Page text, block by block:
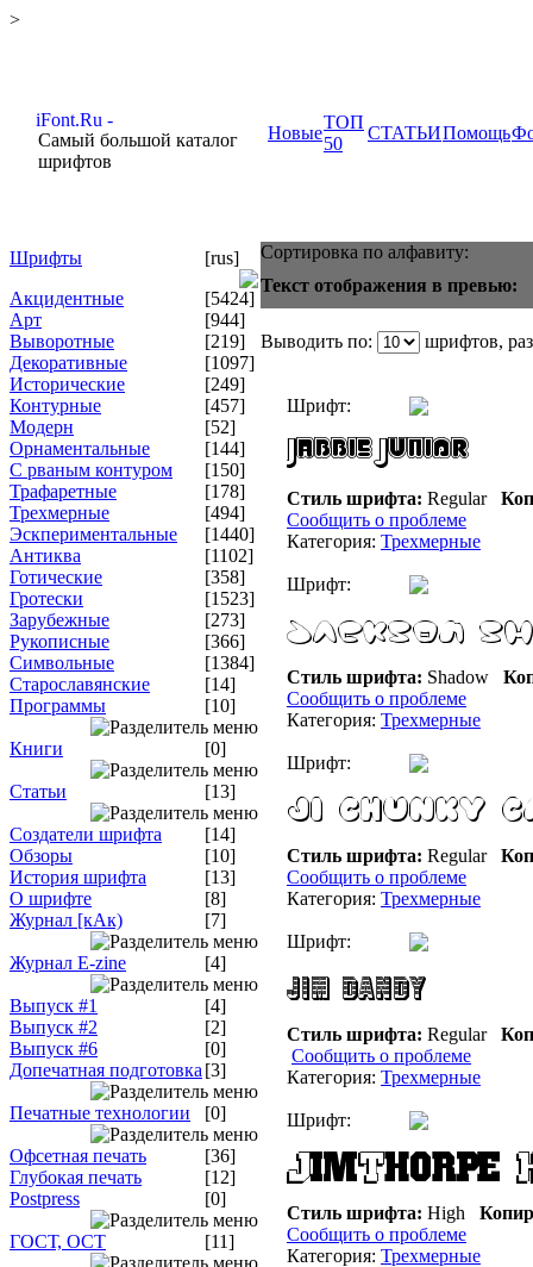
>
Самый большой каталог
шрифтов
Новые
ТОП
50
СТАТЬИПомощь
Шрифты
[rus]
Акцидентные
[5424]
Арт
[944]
Выворотные
[219]
Декоративные
[1097]
Исторические
[249]
Контурные
[457]
Модерн
[52]
Орнаментальные
[144]
С рваным контуром
[150]
Трафаретные
[178]
Трехмерные
[494]
Эскпериментальные
[1440]
Антиква
[1102]
Готические
[358]
Гротески
[1523]
Зарубежные
[273]
Рукописные
[366]
Символьные
[1384]
Старославянские
[14]
Программы
[10]
Книги [0]
Статьи [13]
Создатели шрифта
[14]
Обзоры
[10]
История шрифта
[13]
О шрифте
[8]
Журнал [кАк)
[7]
Журнал E-zine [4]
Выпуск #1
[4]
Выпуск #2
[2]
Выпуск #6
[0]
Допечатная подготовка [3]
Печатные технологии [0]
Офсетная печать
[36]
Глубокая печать
[12]
Postpress
[0]
ГОСТ, ОСТ [11]
Сортировка по алфавиту:
Текст отображения в превью:
Выводить по: шрифтов,
Шрифт:
Стиль шрифта: Regular
Сообщить о проблеме
Категория: Трехмерные
Шрифт:
Стиль шрифта: Shadow
Сообщить о проблеме
Категория: Трехмерные
Шрифт:
Стиль шрифта: Regular
Сообщить о проблеме
Категория: Трехмерные
Шрифт:
Стиль шрифта: Regular
Сообщить о проблеме
Категория: Трехмерные
Шрифт:
Стиль шрифта: High
Сообщить о проблеме
Категория: Трехмерные